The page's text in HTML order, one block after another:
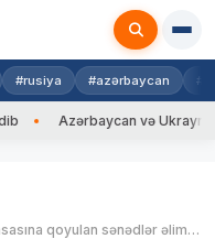
#rusiya #azərbaycan
Azərbaycan və Ukrayna XİN
Zelenski: Putinin masasına qoyulan sənədlər əlimizdə!